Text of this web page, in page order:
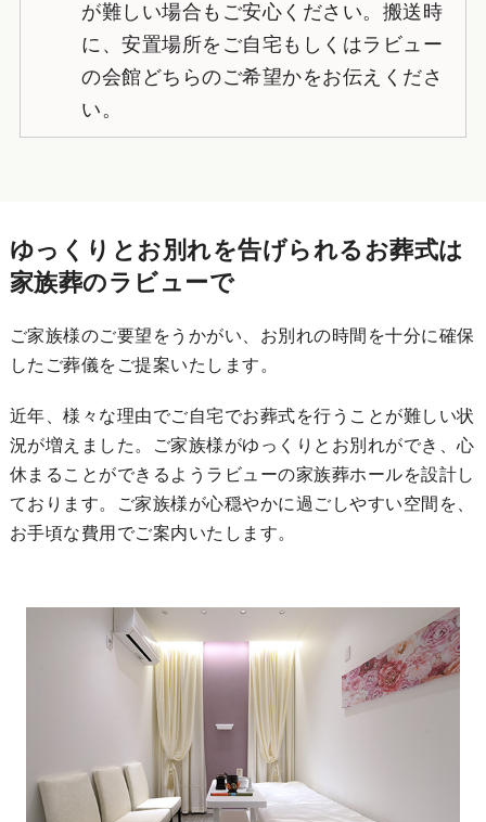
が難しい場合もご安心ください。搬送時
に、安置場所をご自宅もしくはラビュー
の会館どちらのご希望かをお伝えくださ
い。
ゆっくりとお別れを告げられるお葬式は
家族葬のラビューで
ご家族様のご要望をうかがい、お別れの時間を十分に確保
したご葬儀をご提案いたします。
近年、様々な理由でご自宅でお葬式を行うことが難しい状
況が増えました。ご家族様がゆっくりとお別れができ、心
休まることができるようラビューの家族葬ホールを設計し
ております。ご家族様が心穏やかに過ごしやすい空間を、
お手頃な費用でご案内いたします。